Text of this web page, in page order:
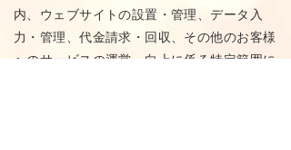
内、ウェブサイトの設置・管理、データ入
力・管理、代金請求・回収、その他のお客様
へのサービスの運営・向上に係る特定範囲に